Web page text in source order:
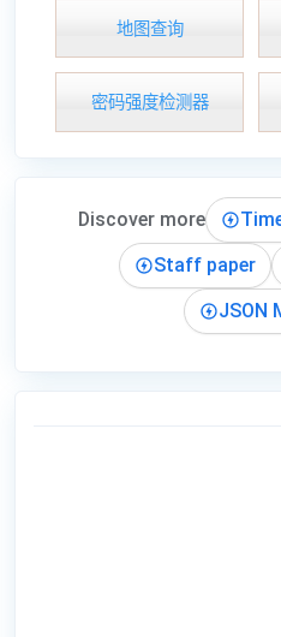
地图查询
密码强度检测器
Discover more
Staff paper
JSON